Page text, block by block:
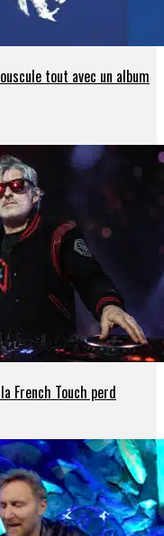
tout avec un album
French Touch perd